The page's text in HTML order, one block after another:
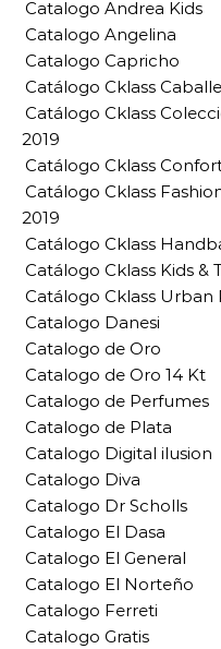
Catalogo Andrea Kids
Catalogo Angelina
Catalogo Capricho
Catálogo Cklass
Catálogo Cklass
2019
Catálogo Cklass
Catálogo Cklass
2019
Catálogo Cklass
Catálogo Cklass Kids &
Catálogo Cklass Urban
Catalogo Danesi
Catalogo de Oro
Catalogo de Oro 14 Kt
Catalogo de Perfumes
Catalogo de Plata
Catalogo Digital ilusion
Catalogo Diva
Catalogo Dr Scholls
Catalogo El Dasa
Catalogo El General
Catalogo El Norteño
Catalogo Ferreti
Catalogo Gratis